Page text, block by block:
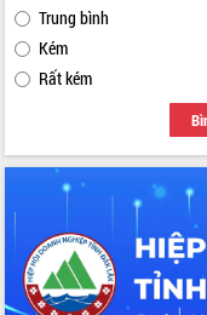
Trung bình
Kém
Rất kém